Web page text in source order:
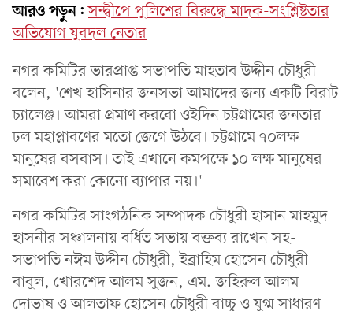
আরও পড়ুন: সন্দ্বীপে পুলিশের বিরুদ্ধে মাদক-সংশ্লিষ্টতার
অভিযোগ যুবদল নেতার
নগর কমিটির ভারপ্রাপ্ত সভাপতি মাহতাব উদ্দীন চৌধুরী
বলেন, 'শেখ হাসিনার জনসভা আমাদের জন্য একটি বিরাট
চ্যালেঞ্জ। আমরা প্রমাণ করবো ওইদিন চট্টগ্রামের জনতার
ঢল মহাপ্লাবণের মতো জেগে উঠবে। চট্টগ্রামে ৭০লক্ষ
মানুষের বসবাস। তাই এখানে কমপক্ষে ১০ লক্ষ মানুষের
সমাবেশ করা কোনো ব্যাপার নয়।'
নগর কমিটির সাংগঠনিক সম্পাদক চৌধুরী হাসান মাহমুদ
হাসনীর সঞ্চালনায় বর্ধিত সভায় বক্তব্য রাখেন সহ-
সভাপতি নঈম উদ্দীন চৌধুরী, ইব্রাহিম হোসেন চৌধুরী
বাবুল, খোরশেদ আলম সুজন, এম. জহিরুল আলম
দোভাষ ও আলতাফ হোসেন চৌধুরী বাচ্চু ও যুগ্ম সাধারণ